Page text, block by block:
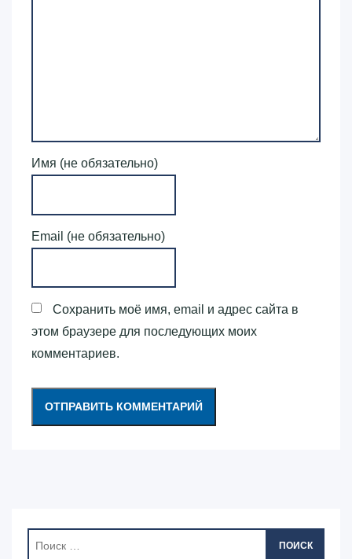
Имя (не обязательно)
Email (не обязательно)
Сохранить моё имя, email и адрес сайта в
этом браузере для последующих моих
комментариев.
ПОИСК